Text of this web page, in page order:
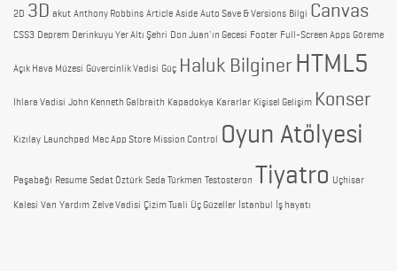
2D 3D akut Anthony Robbins Article Aside Auto Save & Versions Bilgi Canvas
CSS3 Deprem Derinkuyu Yer Altı Şehri Don Juan'ın Gecesi Footer Full-Screen Apps Göreme
Açık Hava Müzesi Güvercinlik Vadisi Güç Haluk Bilginer HTML5
Ihlara Vadisi John Kenneth Galbraith Kapadokya Kararlar Kişisel Gelişim Konser
Kızılay Launchpad Mac App Store Mission Control Oyun Atölyesi
Paşabağı Resume Sedat Öztürk Seda Türkmen Testosteron Tiyatro Uçhisar
Kalesi Van Yardım Zelve Vadisi Çizim Tuali Üç Güzeller İstanbul İş hayatı